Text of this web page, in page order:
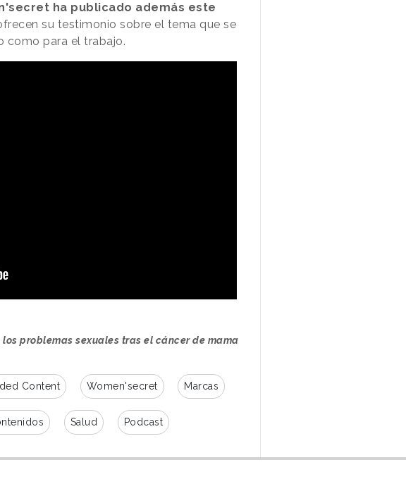
ha publicado además este
su testimonio sobre el tema que se
como para el trabajo.
los problemas sexuales tras el cáncer de mama
Content Women'secret Marcas
Salud Podcast